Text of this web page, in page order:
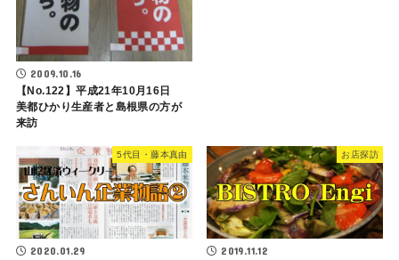
2009.10.16
【No.122】平成21年10月16日
美都ひかり生産者と島根県の方が
来訪
5代目・藤本真由
2020.01.29
お店探訪
2019.11.12